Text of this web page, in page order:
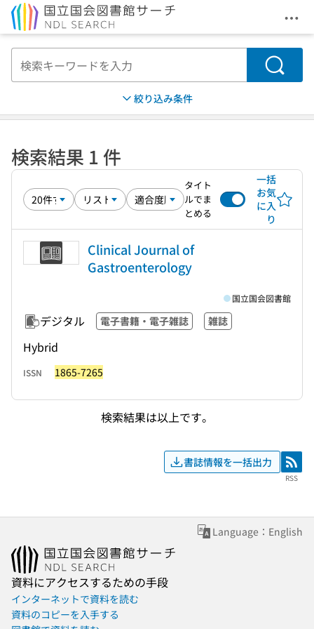
メ
検索
絞り込み条件
検索結果 1 件
タイト
ルでま
とめる
一括
お気
に入
り
Clinical Journal of
Gastroenterology
デジタル 電子書籍・電子雑誌 雑誌
Hybrid
国立国会図書館
ISSN 1865-7265
検索結果は以上です。
書誌情報を一括出力 RSS
RSS
Language：English
資料にアクセスするための手段
インターネットで資料を読む
資料のコピーを入手する